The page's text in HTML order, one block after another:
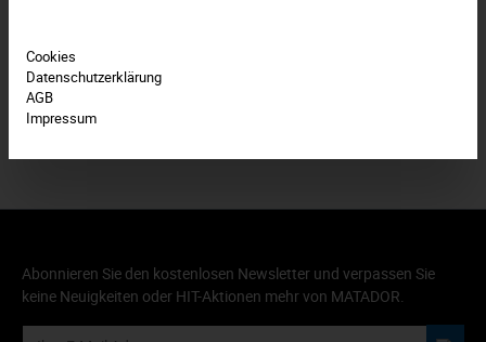
Produkt FAQs
Abonnieren Sie den kostenlosen Newsletter und verpassen Sie
keine Neuigkeiten oder HIT-Aktionen mehr von MATADOR.
Cookies
Datenschutzerklärung
AGB
Impressum